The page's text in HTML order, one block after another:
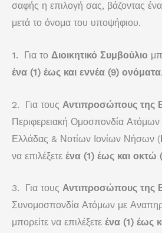
σαφής η επιλογή σας, βάζοντας
μετά το όνομα του υποψήφιου.
1. Για το Διοικητικό Συμβούλιο
ένα (1) έως και εννέα (9) ονόματα.
2. Για τους Αντιπροσώπους της
Περιφερειακή Ομοσπονδία
Ελλάδας & Νοτίων Ιονίων Νήσων (
να επιλέξετε ένα (1) έως και οκτώ
3. Για τους Αντιπροσώπους της
Συνομοσπονδία Ατόμων με
μπορείτε να επιλέξετε ένα (1) έως